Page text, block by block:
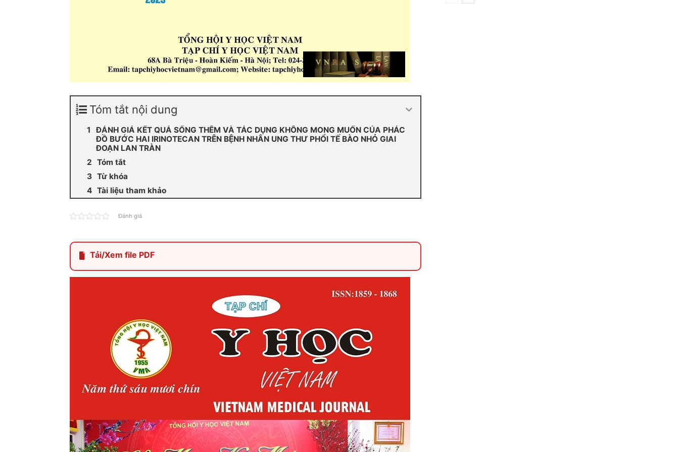
Tóm tắt nội dung
ĐÁNH GIÁ KẾT QUẢ SỐNG THÊM VÀ TÁC DỤNG KHÔNG MONG MUỐN CỦA PHÁC
ĐỒ BƯỚC HAI IRINOTECAN TRÊN BỆNH NHÂN UNG THƯ PHỔI TẾ BÀO NHỎ GIAI
ĐOẠN LAN TRÀN
Tóm tắt
Từ khóa
Tài liệu tham khảo
Đánh giá
Tải/Xem file PDF